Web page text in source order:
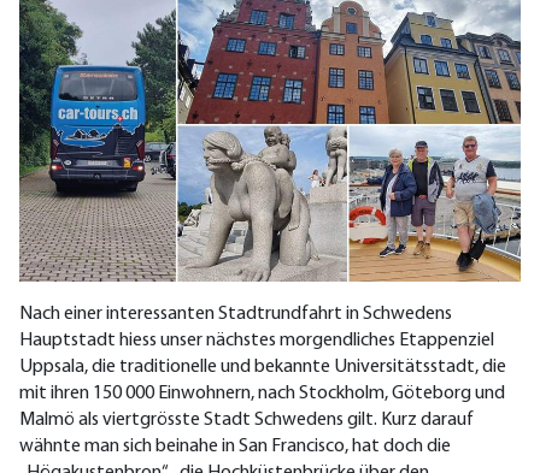
Nach einer interessanten Stadtrundfahrt in Schwedens
Hauptstadt hiess unser nächstes morgendliches Etappenziel
Uppsala, die traditionelle und bekannte Universitätsstadt, die
mit ihren 150 000 Einwohnern, nach Stockholm, Göteborg und
Malmö als viertgrösste Stadt Schwedens gilt. Kurz darauf
wähnte man sich beinahe in San Francisco, hat doch die